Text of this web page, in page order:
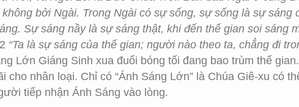
bởi Ngài. Trong Ngài có sự sống, sự sống là sự sáng
Sự sáng nầy là sự sáng thật, khi đến thế gian soi sáng
“Ta là sự sáng của thế gian; người nào theo ta, chẳng đi
Lớn Giáng Sinh xua đuổi bóng tối đang bao trùm thế
nhân loại. Chỉ có “Ánh Sáng Lớn” là Chúa Giê-xu có
tiếp nhận Ánh Sáng vào lòng.